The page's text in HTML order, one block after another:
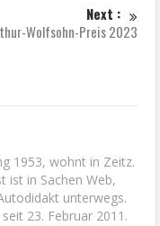
Next :
Wolfsohn-Preis 2023
1953, wohnt in Zeitz.
ist in Sachen Web,
unterwegs.
23. Februar 2011.